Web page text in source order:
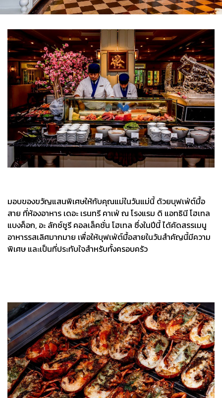
มอบของขวัญแสนพิเศษให้กับคุณแม่ในวันแม่นี้ ด้วยบุฟเฟ่ต์มื้อ
สาย ที่ห้องอาหาร เดอะ เรนทรี คาเฟ่ ณ โรงแรม ดิ แอทธินี โฮเทล
แบงค็อก, อะ ลักซ์ชูรี คอลเล็คชั่น โฮเทล ซึ่งในปีนี้ ได้คัดสรรเมนู
อาหารรสเลิศมากมาย เพื่อให้บุฟเฟ่ต์มื้อสายในวันสำคัญนี้มีความ
พิเศษ และเป็นที่ประทับใจสำหรับทั้งครอบครัว